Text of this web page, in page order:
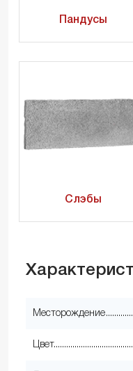
Пандусы
Слэбы
Месторождение
Цвет